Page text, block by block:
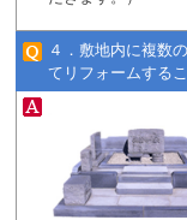
４．敷地内に複数
てリフォームする